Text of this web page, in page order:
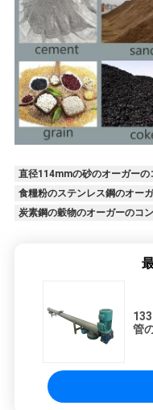
直径114mmの砂のオーガーの
食糧粉のステンレス鋼のオー
炭素鋼の穀物のオーガーのコ
管